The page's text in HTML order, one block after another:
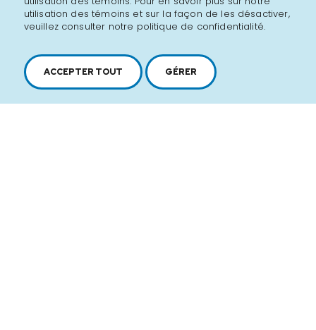
utilisation des témoins et sur la façon de les désactiver,
veuillez consulter notre politique de confidentialité.
ACCEPTER TOUT GÉRER